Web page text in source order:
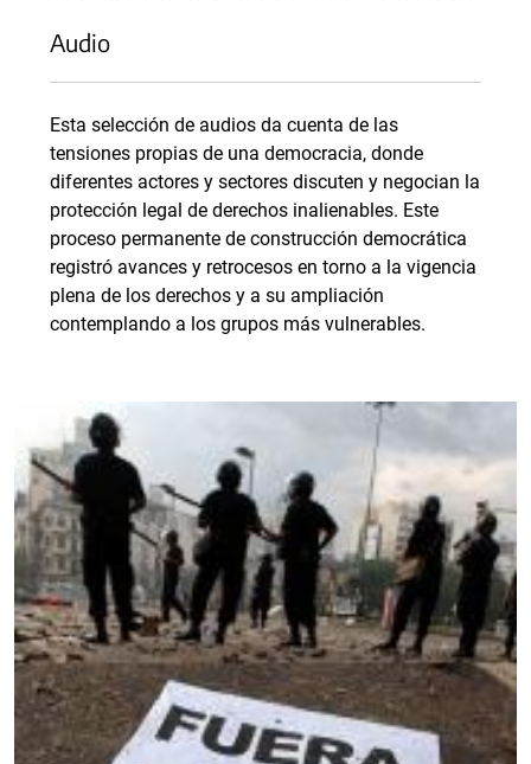
Audio
Esta selección de audios da cuenta de las
tensiones propias de una democracia, donde
diferentes actores y sectores discuten y negocian la
protección legal de derechos inalienables. Este
proceso permanente de construcción democrática
registró avances y retrocesos en torno a la vigencia
plena de los derechos y a su ampliación
contemplando a los grupos más vulnerables.